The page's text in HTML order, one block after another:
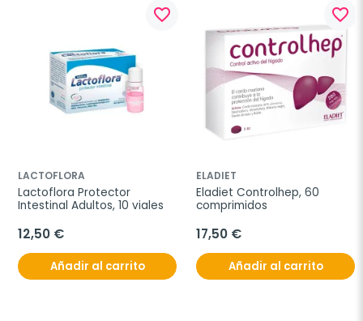
favorite_border
LACTOFLORA
Lactoflora Protector
Intestinal Adultos, 10 viales
12,50 €
Añadir al carrito
favorite_border
ELADIET
Eladiet Controlhep, 60
comprimidos
17,50 €
Añadir al carrito